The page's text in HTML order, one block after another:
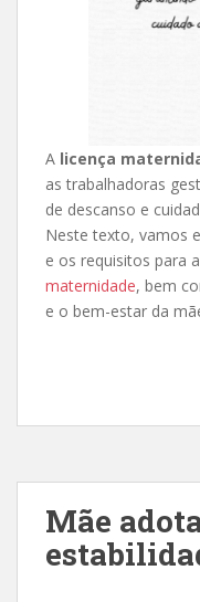
A licença
as trabalhadoras
de descanso e
Neste texto, vamos
e os requisitos para
maternidade, bem
e o bem-estar da
Mãe